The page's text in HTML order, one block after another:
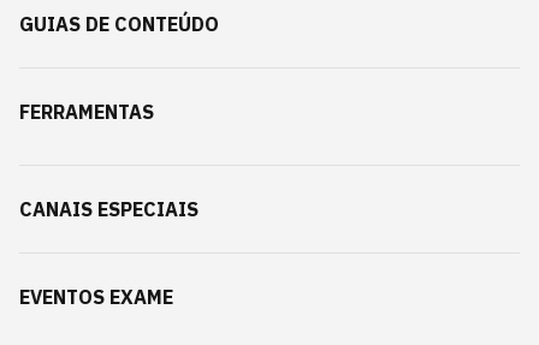
GUIAS DE CONTEÚDO
FERRAMENTAS
CANAIS ESPECIAIS
EVENTOS EXAME